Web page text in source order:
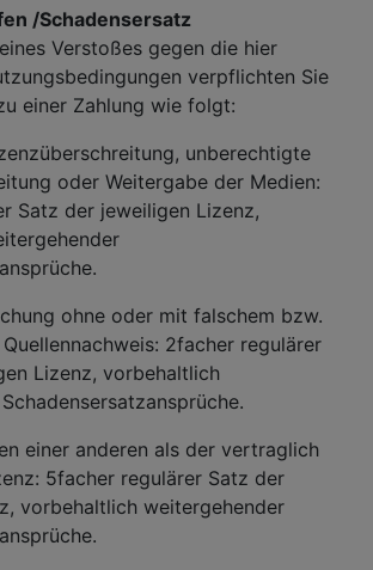
/Schadensersatz
Verstoßes gegen die hier
verpflichten Sie
einer Zahlung wie folgt:
unberechtigte
oder Weitergabe der Medien:
Satz der jeweiligen Lizenz,
ohne oder mit falschem bzw.
2facher regulärer
Lizenz, vorbehaltlich
einer anderen als der vertraglich
5facher regulärer Satz der
vorbehaltlich weitergehender